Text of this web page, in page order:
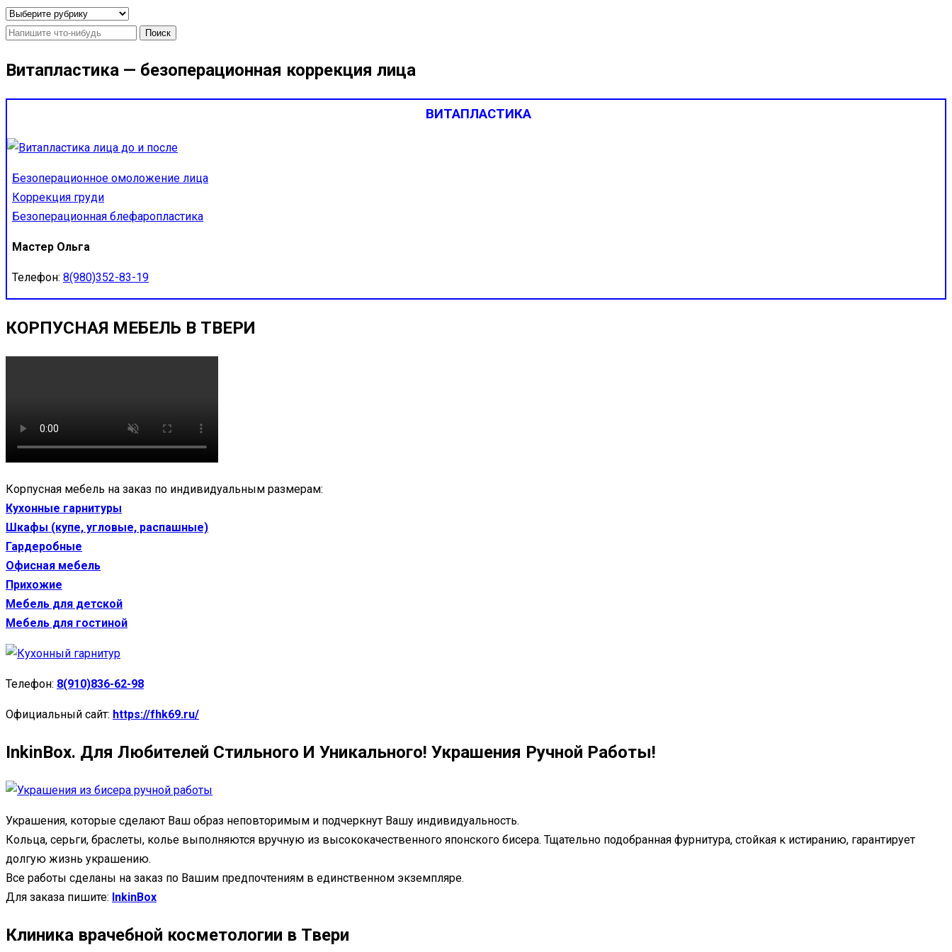
Рубрики
Найти:
Витапластика — безоперационная коррекция лица
ВИТАПЛАСТИКА
Безоперационное омоложение лица
Коррекция груди
Безоперационная блефаропластика
Мастер Ольга
Телефон: 8(980)352-83-19
КОРПУСНАЯ МЕБЕЛЬ В ТВЕРИ
Корпусная мебель на заказ по индивидуальным размерам:
Кухонные гарнитуры
Шкафы (купе, угловые, распашные)
Гардеробные
Офисная мебель
Прихожие
Мебель для детской
Мебель для гостиной
Телефон: 8(910)836-62-98
Официальный сайт: https://fhk69.ru/
InkinBox. Для Любителей Стильного И Уникального! Украшения Ручной Работы!
Украшения, которые сделают Ваш образ неповторимым и подчеркнут Вашу индивидуальность.
Кольца, серьги, браслеты, колье выполняются вручную из высококачественного японского бисера. Тщательно подобранная фурнитура, стойкая к истиранию, гарантирует
долгую жизнь украшению.
Все работы сделаны на заказ по Вашим предпочтениям в единственном экземпляре.
Для заказа пишите: InkinBox
Клиника врачебной косметологии в Твери